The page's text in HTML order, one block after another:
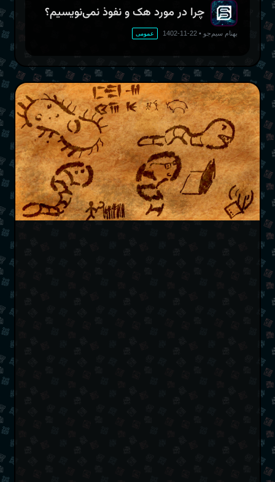
چرا در مورد هک و نفوذ نمی‌نویسیم؟
بهنام سیم‌جو •
22-11-1402 عمومی